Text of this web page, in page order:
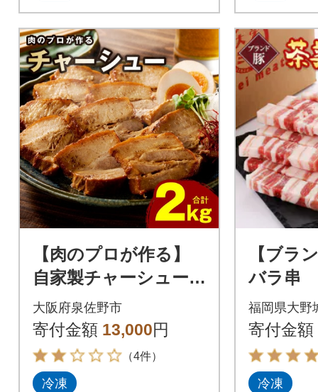
【肉のプロが作る】
自家製チャーシュー 2
kg(小分け 4～6パッ
ク)
大阪府泉佐野市
寄付金額 13,000円
（4件）
冷凍
【ブラ
バラ串
福岡県大野
寄付金額
冷凍